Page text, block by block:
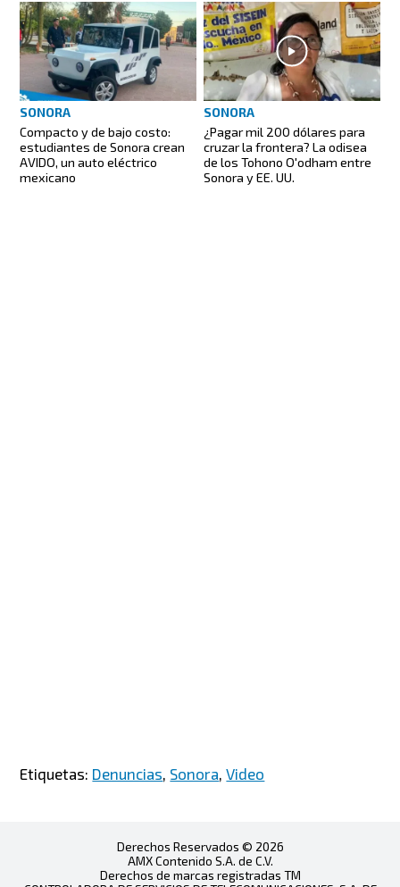
SONORA
Compacto y de bajo costo:
estudiantes de Sonora crean
AVIDO, un auto eléctrico
mexicano
SONORA
¿Pagar mil 200 dólares para
cruzar la frontera? La odisea
de los Tohono O'odham entre
Sonora y EE. UU.
Etiquetas: Denuncias, Sonora,Video
Derechos Reservados © 2026
AMX Contenido S.A. de C.V.
Derechos de marcas registradas TM